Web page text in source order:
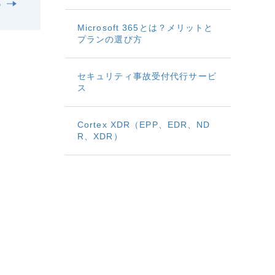
Microsoft 365とは？メリットと
プランの選び方
セキュリティ事故受付代行サービ
ス
Cortex XDR（EPP、EDR、ND
R、XDR）